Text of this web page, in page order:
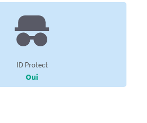
ID Protect
Oui